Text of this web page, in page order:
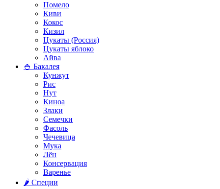
Помело
Киви
Кокос
Кизил
Цукаты (Россия)
Цукаты яблоко
Айва
🍚 Бакалея
Кунжут
Рис
Нут
Киноа
Злаки
Семечки
Фасоль
Чечевица
Мука
Лён
Консервация
Варенье
🌶️ Специи